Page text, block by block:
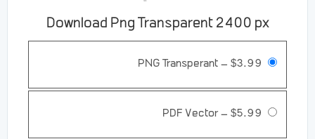
Download Png Transparent 2400 px
PNG Transperant – $3.99
PDF Vector– $5.99